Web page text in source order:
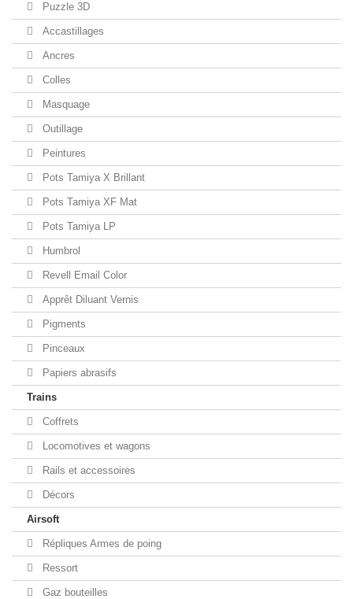
Puzzle 3D
Accastillages
Ancres
Colles
Masquage
Outillage
Peintures
Pots Tamiya X Brillant
Pots Tamiya XF Mat
Pots Tamiya LP
Humbrol
Revell Email Color
Apprêt Diluant Vernis
Pigments
Pinceaux
Papiers abrasifs
Trains
Coffrets
Locomotives et wagons
Rails et accessoires
Décors
Airsoft
Répliques Armes de poing
Ressort
Gaz bouteilles